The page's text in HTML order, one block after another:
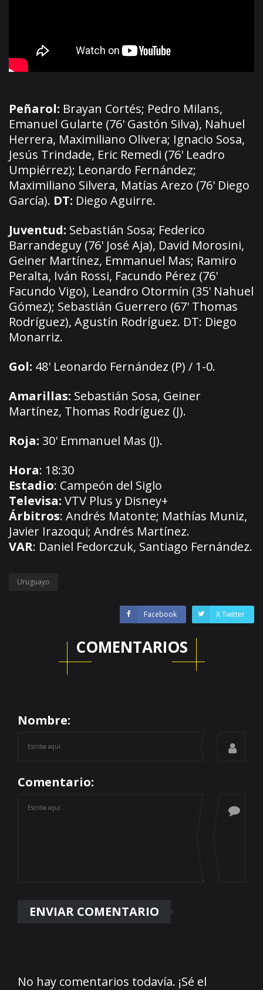
Peñarol: Brayan Cortés; Pedro Milans,
Emanuel Gularte (76' Gastón Silva), Nahuel
Herrera, Maximiliano Olivera; Ignacio Sosa,
Jesús Trindade, Eric Remedi (76' Leadro
Umpiérrez); Leonardo Fernández;
Maximiliano Silvera, Matías Arezo (76' Diego
García). DT: Diego Aguirre.
Juventud: Sebastián Sosa; Federico
Barrandeguy (76' José Aja), David Morosini,
Geiner Martínez, Emmanuel Mas; Ramiro
Peralta, Iván Rossi, Facundo Pérez (76'
Facundo Vigo), Leandro Otormín (35' Nahuel
Gómez); Sebastián Guerrero (67' Thomas
Rodríguez), Agustín Rodríguez. DT: Diego
Monarriz.
Gol: 48' Leonardo Fernández (P) / 1-0.
Amarillas: Sebastián Sosa, Geiner
Martínez, Thomas Rodríguez (J).
Roja: 30' Emmanuel Mas (J).
Hora: 18:30
Estadio: Campeón del Siglo
Televisa: VTV Plus y Disney+
Árbitros: Andrés Matonte; Mathías Muniz,
Javier Irazoqui; Andrés Martínez.
VAR: Daniel Fedorczuk, Santiago Fernández.
Uruguayo
Facebook X Twitter
COMENTARIOS
Nombre:
Comentario:
No hay comentarios todavía. ¡Sé el